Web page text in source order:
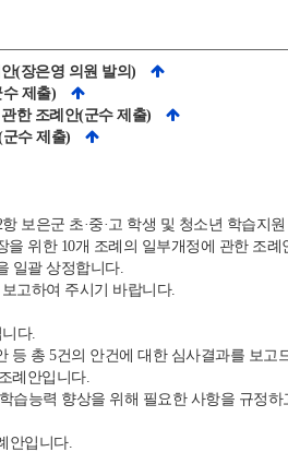
(장은영 의원 발의)
제출)
한 조례안(군수 제출)
수 제출)
보은군 초·중·고 학생 및 청소년 학습지
위한 10개 조례의 일부개정에 관한 조
일괄 상정합니다.
고하여 주시기 바랍니다.
다.
등 총 5건의 안건에 대한 심사결과를 보고
례안입니다.
습능력 향상을 위해 필요한 사항을 규정
안입니다.